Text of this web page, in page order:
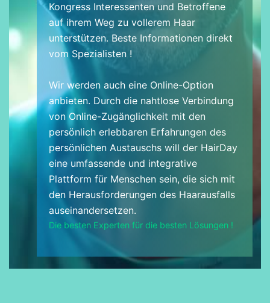
Kongress Interessenten und Betroffene
auf ihrem Weg zu vollerem Haar
unterstützen. Beste Informationen direkt
vom Spezialisten !
Wir werden auch eine Online-Option
anbieten. Durch die nahtlose Verbindung
von Online-Zugänglichkeit mit den
persönlich erlebbaren Erfahrungen des
persönlichen Austauschs will der HairDay
eine umfassende und integrative
Plattform für Menschen sein, die sich mit
den Herausforderungen des Haarausfalls
auseinandersetzen.
Die besten Experten für die besten Lösungen !